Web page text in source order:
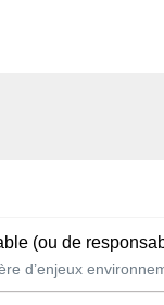
(ou de
d’enjeux